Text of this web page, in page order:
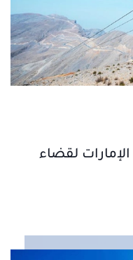
لقضاء